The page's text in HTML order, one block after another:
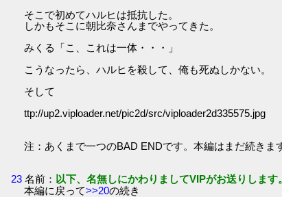
そこで初めてハルヒは抵抗した。
しかもそこに朝比奈さんまでやってきた。
みくる「こ、これは一体・・・」
こうなったら、ハルヒを殺して、俺も死ぬしかない。
そして
ttp://up2.viploader.net/pic2d/src/viploader2d335575.jpg
注：あくまで一つのBAD ENDです。本編はまだ続きま
23 名前： 以下、名無しにかわりましてVIPがお送りします。
本編に戻って>>20の続き